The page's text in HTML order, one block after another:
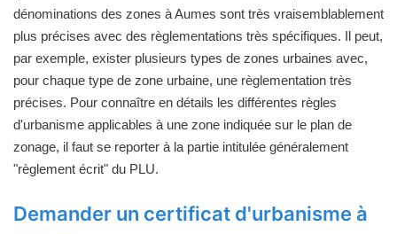
dénominations des zones à Aumes sont très vraisemblablement
plus précises avec des règlementations très spécifiques. Il peut,
par exemple, exister plusieurs types de zones urbaines avec,
pour chaque type de zone urbaine, une règlementation très
précises. Pour connaître en détails les différentes règles
d'urbanisme applicables à une zone indiquée sur le plan de
zonage, il faut se reporter à la partie intitulée généralement
"règlement écrit" du PLU.
Demander un certificat d'urbanisme à